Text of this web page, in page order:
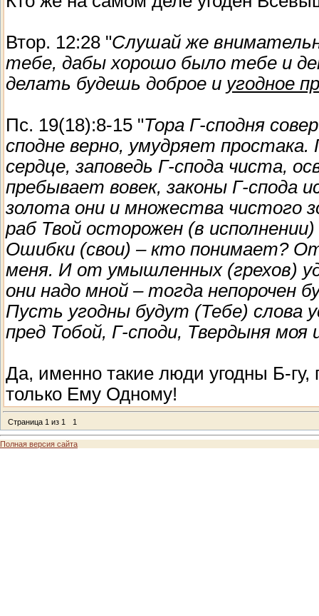
Втор. 12:28 "Слушай же
тебе, дабы хорошо было тебе и
делать будешь доброе и угодное
Пс. 19(18):8-15 "Тора Г-сподня
сподне верно, умудряет
сердце, заповедь Г-спода чиста,
пребывает вовек, законы Г-спода
золота они и множества чистого
раб Твой осторожен (в
Ошибки (свои) – кто понимает?
меня. И от умышленных (грехов)
они надо мной – тогда непорочен
Пусть угодны будут (Тебе) слова
пред Тобой, Г-споди, Твердыня
Да, именно такие люди угодны Б-гу,
только Ему Одному!
Страница 1 из 1 1
Полная версия сайта